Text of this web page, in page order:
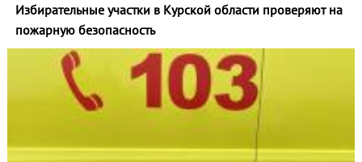
Избирательные участки в Курской области проверяют на
пожарную безопасность